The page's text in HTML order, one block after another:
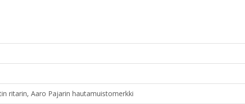
ritarin, Aaro Pajarin hautamuistomerkki